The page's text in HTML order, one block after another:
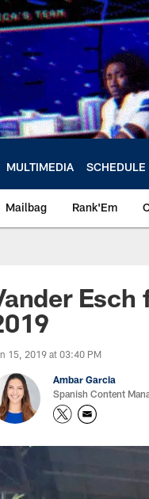
MULTIMEDIA SCHEDULE
Mailbag Rank'Em
Esch
15, 2019 at 03:40 PM
Ambar Garcia
Spanish Content